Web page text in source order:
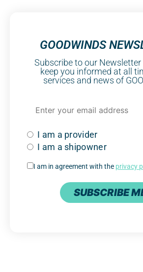
GOODWINDS
Subscribe to our
keep you informed at all
services and news of
I am a provider
I am a shipowner
I am in agreement with the privacy
SUBSCRIBE